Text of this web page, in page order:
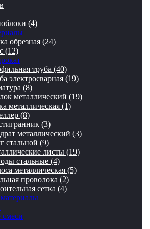
(4)
обрезная (24)
(12)
труба (40)
электросварная (19)
(8)
металлический (19)
металлическая (1)
(8)
(3)
металлический (3)
стальной (9)
листы (19)
стальные (4)
металлическая (5)
проволока (2)
сетка (4)